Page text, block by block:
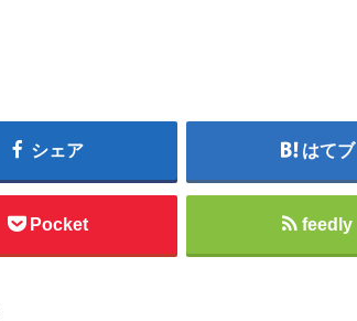
シェア はてブ
Pocket feedly